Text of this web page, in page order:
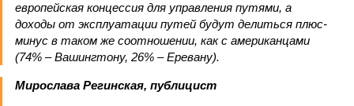
европейская концессия для управления путями, а
доходы от эксплуатации путей будут делиться плюс-
минус в таком же соотношении, как с американцами
(74% – Вашингтону, 26% – Еревану).
Мирослава Регинская, публицист